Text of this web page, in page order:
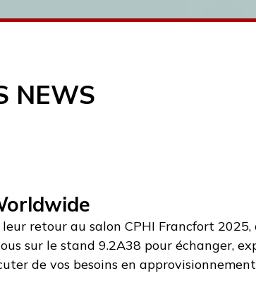
NEWS
retour au salon CPHI Francfort
sur le stand 9.2A38 pour échanger,
de vos besoins en
nous vous invitons chaleureusement